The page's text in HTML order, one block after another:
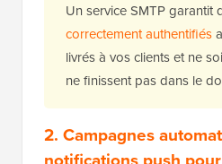
Un service SMTP garantit
correctement authentifiés
livrés à vos clients et ne
ne finissent pas dans le
2. Campagnes